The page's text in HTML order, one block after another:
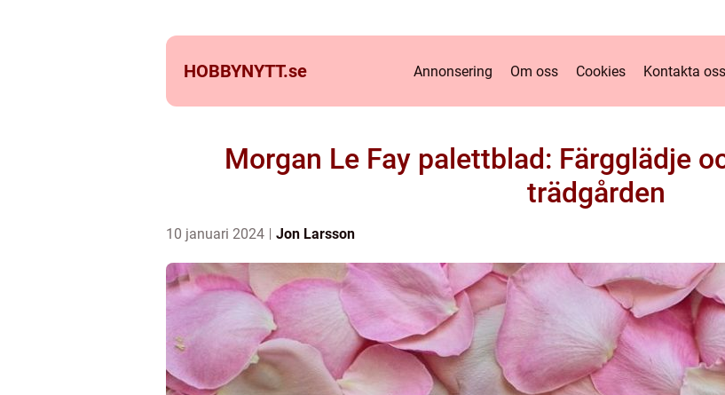
HOBBYNYTT.se Annonsering Om oss Cookies Kontakta oss
Morgan Le Fay palettblad: Färgglädje
trädgården
10 januari 2024 Jon Larsson